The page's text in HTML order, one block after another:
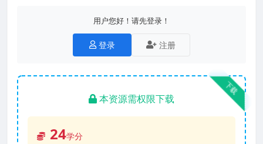
用户您好！请先登录！
登录 注册
下载
本资源需权限下载
24学分